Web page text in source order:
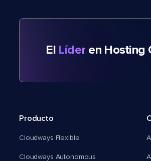
El Líder en Hosting
Producto
Cloudways Flexible
Cloudways Autonomous